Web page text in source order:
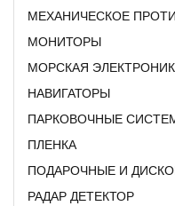
МЕХАНИЧЕСКОЕ
МОНИТОРЫ
МОРСКАЯ
НАВИГАТОРЫ
ПАРКОВОЧНЫЕ
ПЛЕНКА
ПОДАРОЧНЫЕ И
РАДАР ДЕТЕКТОР